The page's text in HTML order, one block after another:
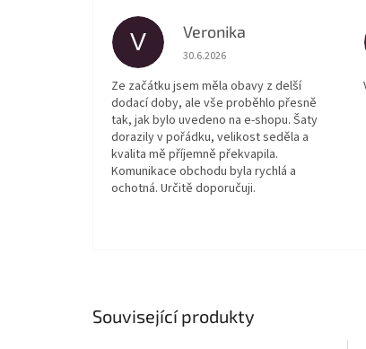
Související produkty
V Veronika
Hodnocení obchodu je 5 z 5
30.6.2026
Ze začátku jsem měla obavy z delší
dodací doby, ale vše proběhlo přesně
tak, jak bylo uvedeno na e-shopu. Šaty
dorazily v pořádku, velikost seděla a
kvalita mě příjemně překvapila.
Komunikace obchodu byla rychlá a
ochotná. Určitě doporučuji.